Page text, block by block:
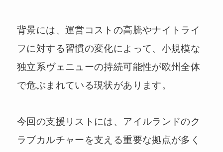
背景には、運営コストの高騰やナイトライ
フに対する習慣の変化によって、小規模な
独立系ヴェニューの持続可能性が欧州全体
で危ぶまれている現状があります。
今回の支援リストには、アイルランドのク
ラブカルチャーを支える重要な拠点が多く